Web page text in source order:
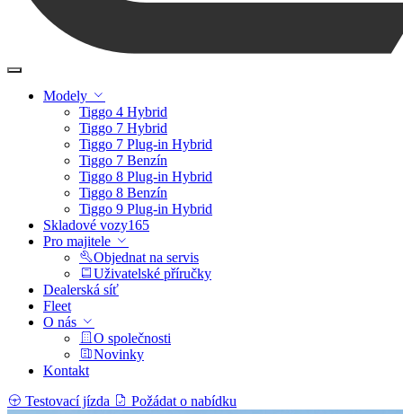
Modely
Tiggo 4 Hybrid
Tiggo 7 Hybrid
Tiggo 7 Plug-in Hybrid
Tiggo 7 Benzín
Tiggo 8 Plug-in Hybrid
Tiggo 8 Benzín
Tiggo 9 Plug-in Hybrid
Skladové vozy165
Pro majitele
Objednat na servis
Uživatelské příručky
Dealerská síť
Fleet
O nás
O společnosti
Novinky
Kontakt
Testovací jízda
Požádat o nabídku